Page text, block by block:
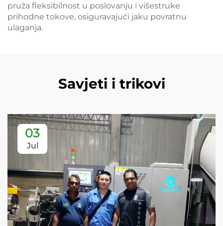
pruža fleksibilnost u poslovanju i višestruke
prihodne tokove, osiguravajući jaku povratnu
ulaganja.
Savjeti i trikovi
03
Jul